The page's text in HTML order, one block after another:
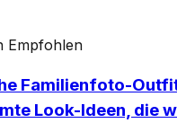
Empfohlen
Familienfoto-
Look-Ideen, die